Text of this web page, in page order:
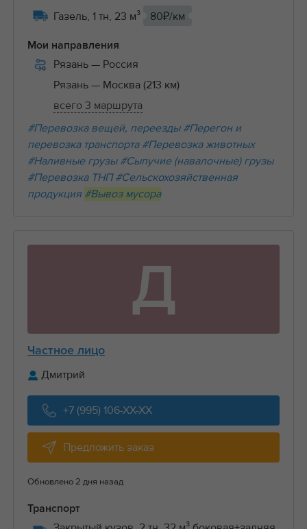
Газель, 1 тн, 23 м³ 80₽/км
Мои направления
Рязань — Россия
Рязань — Москва (213 км)
всего 3 маршрута
#Перевозка вещей, переезды #Перегон и
перевозка транспорта #Перевозка животных
#Наливные грузы #Сыпучие (навалочные) грузы
#Перевозка ТНП #Сельскохозяйственная
продукция #Вывоз мусора
Д
Частное лицо
Дмитрий
+7 (995) 106-XX-XX
Предложить заказ
Обновлено 2 дня назад
Транспорт